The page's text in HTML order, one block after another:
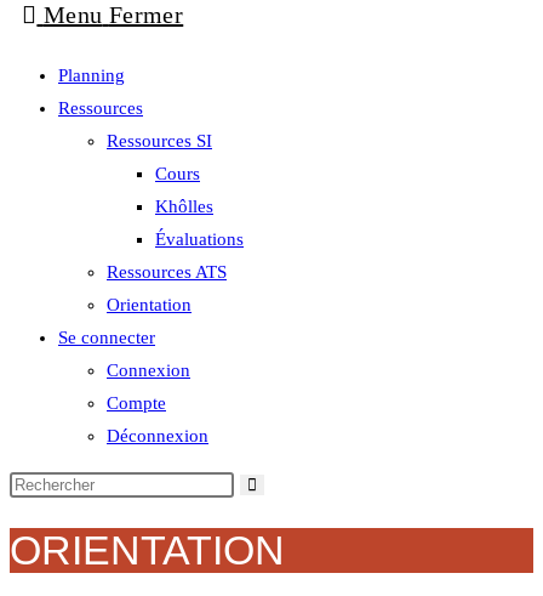
Menu Fermer
Planning
Ressources
Ressources SI
Cours
Khôlles
Évaluations
Ressources ATS
Orientation
Se connecter
Connexion
Compte
Déconnexion
ORIENTATION